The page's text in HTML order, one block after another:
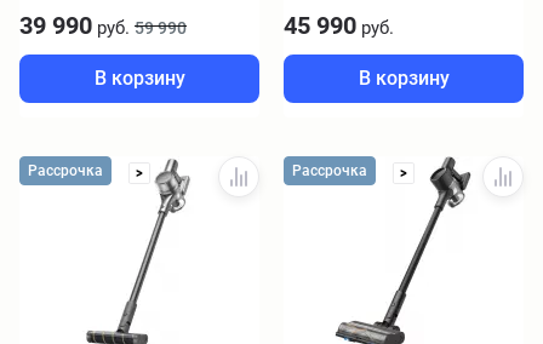
39 990 руб. 59 990
В корзину
45 990 руб.
В корзину
Рассрочка > Рассрочка >